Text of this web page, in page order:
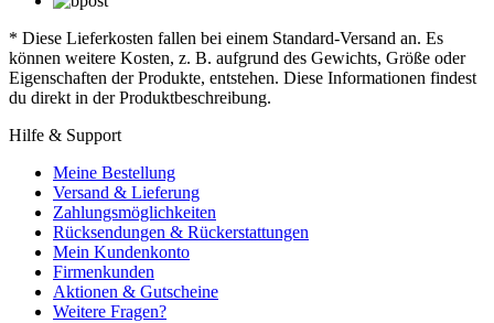
* Diese Lieferkosten fallen bei einem Standard-Versand an. Es
können weitere Kosten, z. B. aufgrund des Gewichts, Größe oder
Eigenschaften der Produkte, entstehen. Diese Informationen findest
du direkt in der Produktbeschreibung.
Hilfe & Support
Meine Bestellung
Versand & Lieferung
Zahlungsmöglichkeiten
Rücksendungen & Rückerstattungen
Mein Kundenkonto
Firmenkunden
Aktionen & Gutscheine
Weitere Fragen?